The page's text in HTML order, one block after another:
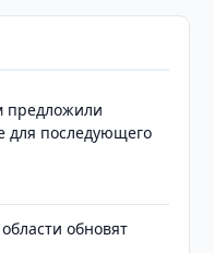
предложили
для последующего
обновят